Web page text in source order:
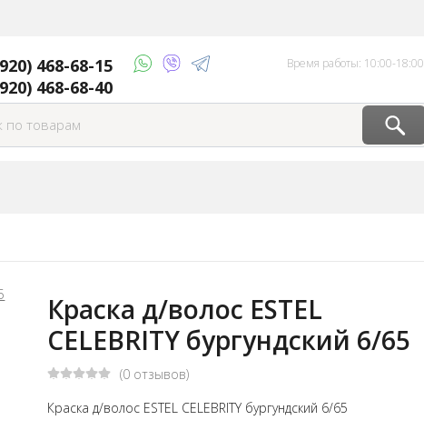
468-68-15
468-68-40
Время работы: 10:00-18:00
Краска д/волос ESTEL
CELEBRITY бургундский 6/65
(0 отзывов)
Краска д/волос ESTEL CELEBRITY бургундский 6/65